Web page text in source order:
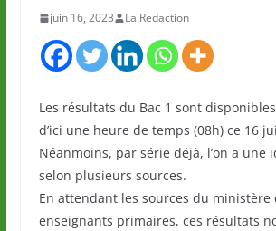
juin 16, 2023 La Redaction
Les résultats du Bac 1 sont
d’ici une heure de temps (08h) ce 16
Néanmoins, par série déjà, l’on a une
selon plusieurs sources.
En attendant les sources du ministère
enseignants primaires, ces résultats